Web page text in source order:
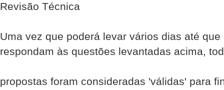
Revisão Técnica
Uma vez que poderá levar vários dias até
respondam às questões levantadas acima,
propostas foram consideradas 'válidas' para